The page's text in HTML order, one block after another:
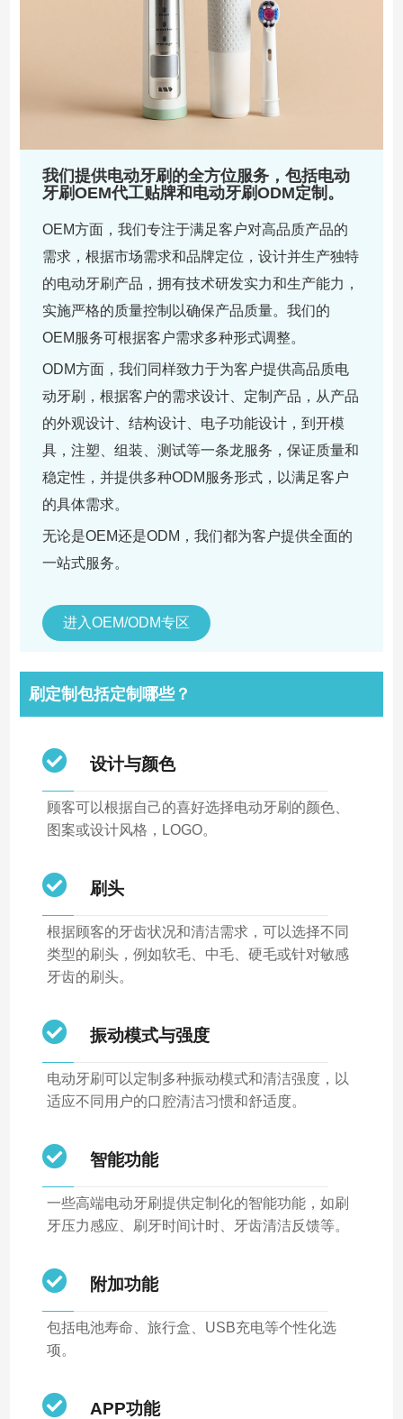
我们提供电动牙刷的全方位服务，包括电动
牙刷OEM代工贴牌和电动牙刷ODM定制。
OEM方面，我们专注于满足客户对高品质产品的
需求，根据市场需求和品牌定位，设计并生产独特
的电动牙刷产品，拥有技术研发实力和生产能力，
实施严格的质量控制以确保产品质量。我们的
OEM服务可根据客户需求多种形式调整。
ODM方面，我们同样致力于为客户提供高品质电
动牙刷，根据客户的需求设计、定制产品，从产品
的外观设计、结构设计、电子功能设计，到开模
具，注塑、组装、测试等一条龙服务，保证质量和
稳定性，并提供多种ODM服务形式，以满足客户
的具体需求。
无论是OEM还是ODM，我们都为客户提供全面的
一站式服务。
进入OEM/ODM专区
刷定制包括定制哪些？
设计与颜色
顾客可以根据自己的喜好选择电动牙刷的颜色、
图案或设计风格，LOGO。
刷头
根据顾客的牙齿状况和清洁需求，可以选择不同
类型的刷头，例如软毛、中毛、硬毛或针对敏感
牙齿的刷头。
振动模式与强度
电动牙刷可以定制多种振动模式和清洁强度，以
适应不同用户的口腔清洁习惯和舒适度。
智能功能
一些高端电动牙刷提供定制化的智能功能，如刷
牙压力感应、刷牙时间计时、牙齿清洁反馈等。
附加功能
包括电池寿命、旅行盒、USB充电等个性化选
项。
APP功能